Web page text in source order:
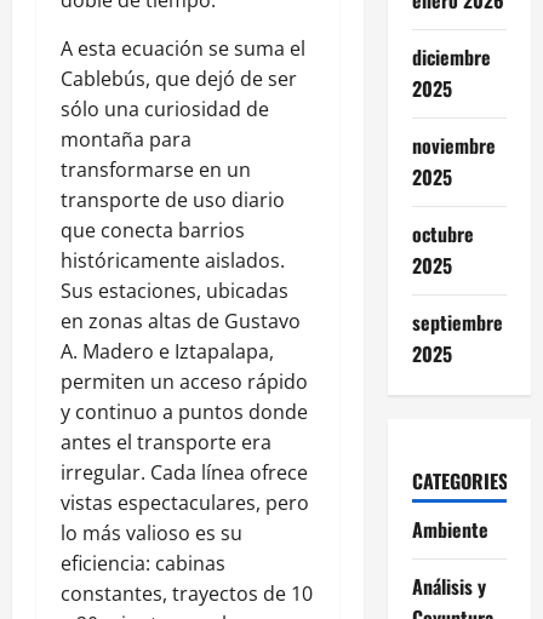
A esta ecuación se suma el
Cablebús, que dejó de ser
sólo una curiosidad de
montaña para
transformarse en un
transporte de uso diario
que conecta barrios
históricamente aislados.
Sus estaciones, ubicadas
en zonas altas de Gustavo
A. Madero e Iztapalapa,
permiten un acceso rápido
y continuo a puntos donde
antes el transporte era
irregular. Cada línea ofrece
vistas espectaculares, pero
lo más valioso es su
eficiencia: cabinas
constantes, trayectos de 10
diciembre
2025
noviembre
2025
octubre
2025
septiembre
2025
CATEGORIES
Ambiente
Análisis y